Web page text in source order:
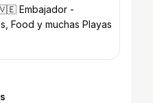
Embajador -
Food y muchas Playas